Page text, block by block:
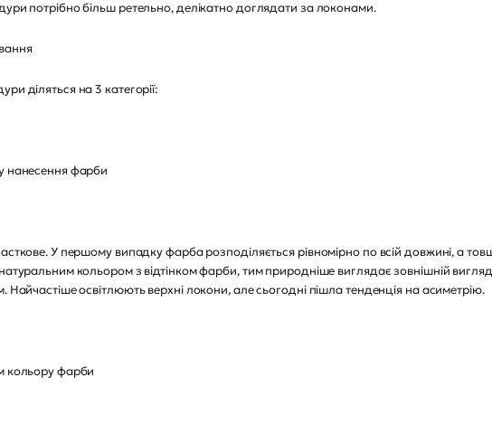
потрібно більш ретельно, делікатно доглядати за локонами.
діляться на 3 категорії:
нанесення фарби
У першому випадку фарба розподіляється рівномірно по всій довжині, а
кольором з відтінком фарби, тим природніше виглядає зовнішній
Найчастіше освітлюють верхні локони, але сьогодні пішла тенденція на асиметрію.
кольору фарби